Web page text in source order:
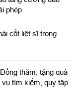
phép
cốt liệt sĩ trong
thăm, tặng quà
tìm kiếm, quy tập